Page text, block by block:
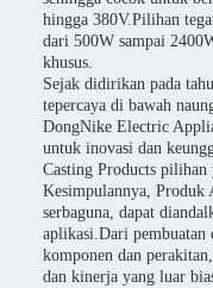
hingga 380V.Pilihan
dari 500W sampai
khusus.
Sejak didirikan pada
tepercaya di bawah
DongNike Electric
untuk inovasi dan
Casting Products
Kesimpulannya,
serbaguna, dapat
aplikasi.Dari pembuatan
komponen dan
dan kinerja yang luar